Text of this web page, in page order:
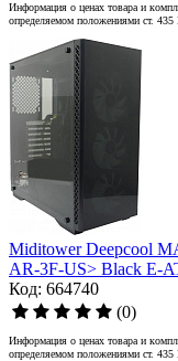
Информация о ценах товара и
определяемом положениями ст.
Miditower Deepcool
AR-3F-US> Black E-
Код: 664740
(0)
Информация о ценах товара и
определяемом положениями ст.